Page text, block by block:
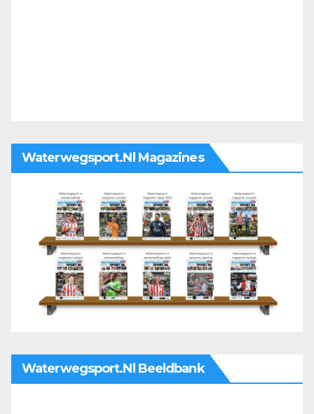
Waterwegsport.nl Magazines
Waterwegsport.nl Beeldbank